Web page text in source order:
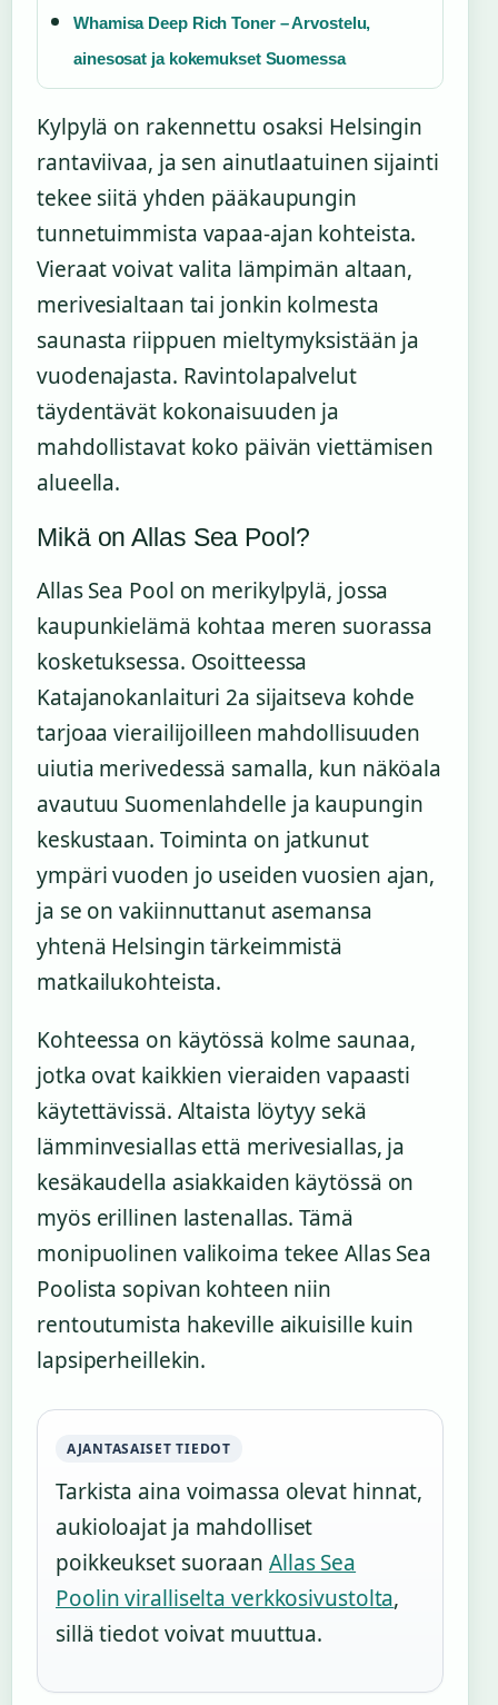
Whamisa Deep Rich Toner – Arvostelu,
ainesosat ja kokemukset Suomessa
Kylpylä on rakennettu osaksi Helsingin
rantaviivaa, ja sen ainutlaatuinen sijainti
tekee siitä yhden pääkaupungin
tunnetuimmista vapaa-ajan kohteista.
Vieraat voivat valita lämpimän altaan,
merivesialtaan tai jonkin kolmesta
saunasta riippuen mieltymyksistään ja
vuodenajasta. Ravintolapalvelut
täydentävät kokonaisuuden ja
mahdollistavat koko päivän viettämisen
alueella.
Mikä on Allas Sea Pool?
Allas Sea Pool on merikylpylä, jossa
kaupunkielämä kohtaa meren suorassa
kosketuksessa. Osoitteessa
Katajanokanlaituri 2a sijaitseva kohde
tarjoaa vierailijoilleen mahdollisuuden
uiutia merivedessä samalla, kun näköala
avautuu Suomenlahdelle ja kaupungin
keskustaan. Toiminta on jatkunut
ympäri vuoden jo useiden vuosien ajan,
ja se on vakiinnuttanut asemansa
yhtenä Helsingin tärkeimmistä
matkailukohteista.
Kohteessa on käytössä kolme saunaa,
jotka ovat kaikkien vieraiden vapaasti
käytettävissä. Altaista löytyy sekä
lämminvesiallas että merivesiallas, ja
kesäkaudella asiakkaiden käytössä on
myös erillinen lastenallas. Tämä
monipuolinen valikoima tekee Allas Sea
Poolista sopivan kohteen niin
rentoutumista hakeville aikuisille kuin
lapsiperheillekin.
AJANTASAISET TIEDOT
Tarkista aina voimassa olevat hinnat,
aukioloajat ja mahdolliset
poikkeukset suoraan Allas Sea
Poolin viralliselta verkkosivustolta,
sillä tiedot voivat muuttua.